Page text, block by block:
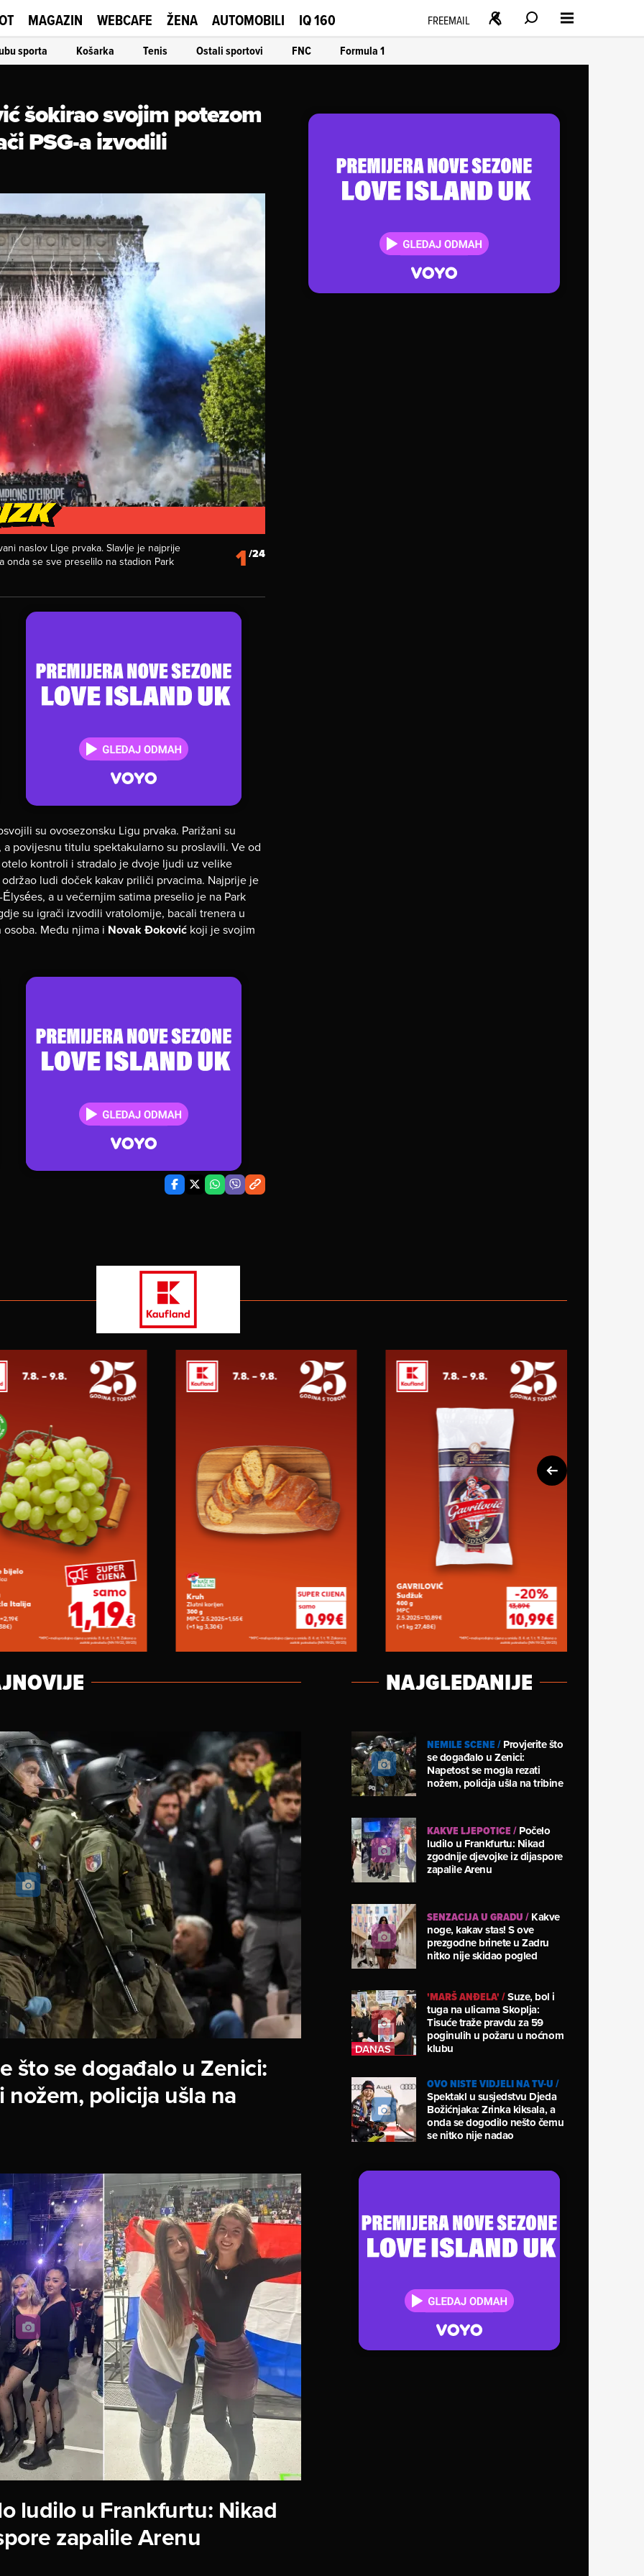
MAGAZIN WEBCAFE ŽENA AUTOMOBILI IQ 160 FREEMAIL
sporta Košarka Tenis Ostali sportovi FNC Formula 1
šokirao svojim potezom
PSG-a izvodili
naslov Lige prvaka. Slavlje je najprije
onda se sve preselilo na stadion Park
1/24
su ovosezonsku Ligu prvaka. Parižani su
povijesnu titulu spektakularno su proslavili. Ve od
kontroli i stradalo je dvoje ljudi uz velike
ludi doček kakav priliči prvacima. Najprije je
a u večernjim satima preselio je na Park
su igrači izvodili vratolomije, bacali trenera u
Među njima i Novak Đoković koji je svojim
što se događalo u Zenici:
policija ušla na
ludilo u Frankfurtu: Nikad
zapalile Arenu
NAJGLEDANIJE
NEMILE SCENE/Provjerite što
se događalo u Zenici:
Napetost se mogla rezati
nožem, policija ušla na tribine
KAKVE LJEPOTICE/Počelo
ludilo u Frankfurtu: Nikad
zgodnije djevojke iz dijaspore
zapalile Arenu
SENZACIJA U GRADU/Kakve
noge, kakav stas! S ove
prezgodne brinete u Zadru
nitko nije skidao pogled
'MARŠ ANĐELA'/Suze, bol i
tuga na ulicama Skoplja:
Tisuće traže pravdu za 59
poginulih u požaru u noćnom
klubu
OVO NISTE VIDJELI NA TV-U/
Spektakl u susjedstvu Djeda
Božićnjaka: Zrinka kiksala, a
onda se dogodilo nešto čemu
se nitko nije nadao